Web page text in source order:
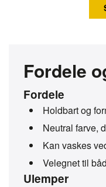
Fordele
Fordele
Holdbart og
Neutral farve,
Kan vaskes
Velegnet til
Ulemper